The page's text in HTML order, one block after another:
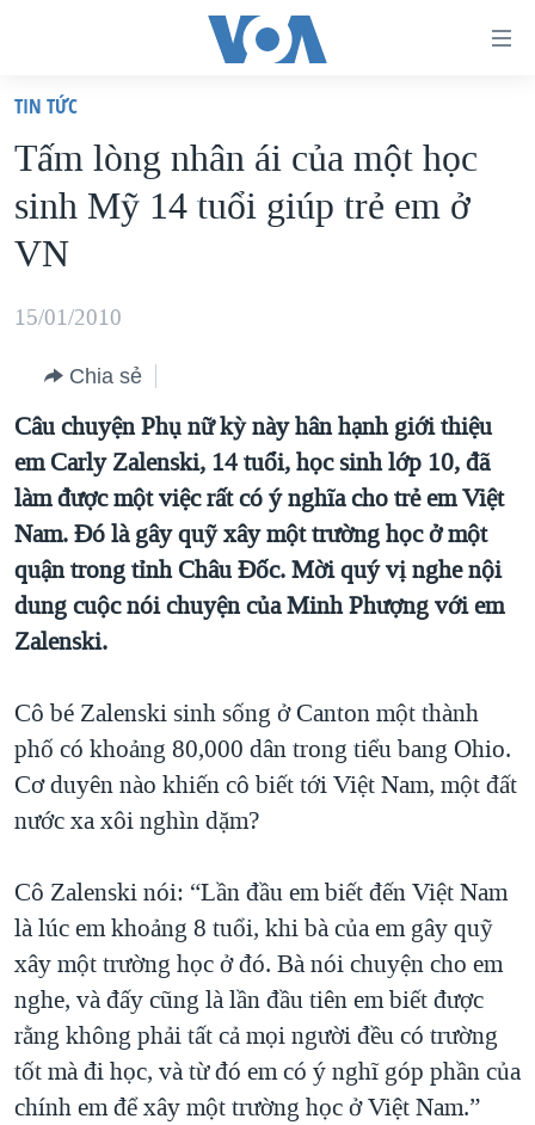
truy
cập
Tới
nội
chính
hướng
chính
Đi
tới
"Tìm"
VIỆT NAM
HOA KỲ
BIỂN ĐÔNG
THẾ GIỚI
DIỄN ĐÀN
MỤC
TỰ DO BÁO CHÍ
VẠCH TRẦN TIN GIẢ
NGƯỜI VIỆT HẢI NGOẠI
ĐỜI SỐNG
KINH TẾ
VĂN HOÁ
THỂ THAO
CHUYÊN ĐỀ
CHIẾN TRANH THƯƠNG MẠI CỦA MỸ: QUÁ KHỨ VÀ HIỆN
TẠI
HÀNH TRÌNH BẦU CỬ 2024
MỘT NĂM CHIẾN TRANH TẠI DẢI GAZA
NGÀY TỊ NẠN THẾ GIỚI
TRỊNH VĨNH BÌNH - NGƯỜI HẠ 'BÊN THẮNG CUỘC'
GROUND ZERO – XƯA VÀ NAY
CÁC GIÁ TRỊ CỘNG HÒA Ở VIỆT NAM
THƯỢNG ĐỈNH TRUMP-KIM TẠI VIỆT NAM
TRỊNH VĨNH BÌNH VS. CHÍNH PHỦ VIỆT NAM
NGƯ DÂN VIỆT VÀ LÀN SÓNG TRỘM HẢI SÂM
BÊN KIA QUỐC LỘ: TIẾNG VỌNG TỪ NÔNG THÔN MỸ
QUAN HỆ VIỆT MỸ
HỌC TIẾNG ANH
VIDEO
NGHE
Ngôn ngữ khác
TIN TỨC
Tấm lòng nhân ái của một học
sinh Mỹ 14 tuổi giúp trẻ em ở
VN
15/01/2010
Chia sẻ
Câu chuyện Phụ nữ kỳ này hân hạnh giới thiệu
em Carly Zalenski, 14 tuổi, học sinh lớp 10, đã
làm được một việc rất có ý nghĩa cho trẻ em Việt
Nam. Ðó là gây quỹ xây một trường học ở một
quận trong tỉnh Châu Đốc. Mời quý vị nghe nội
dung cuộc nói chuyện của Minh Phượng với em
Zalenski.
Cô bé Zalenski sinh sống ở Canton một thành
phố có khoảng 80,000 dân trong tiểu bang Ohio.
Cơ duyên nào khiến cô biết tới Việt Nam, một đất
nước xa xôi nghìn dặm?
Cô Zalenski nói: “Lần đầu em biết đến Việt Nam
là lúc em khoảng 8 tuổi, khi bà của em gây quỹ
xây một trường học ở đó. Bà nói chuyện cho em
nghe, và đấy cũng là lần đầu tiên em biết được
rằng không phải tất cả mọi người đều có trường
tốt mà đi học, và từ đó em có ý nghĩ góp phần của
chính em để xây một trường học ở Việt Nam.”